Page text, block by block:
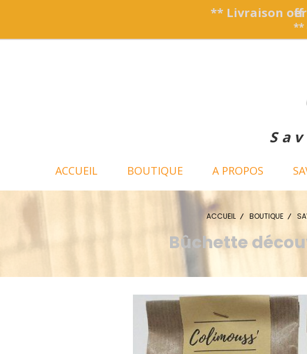
** Livraison
**
ACCUEIL BOUTIQUE A PROPOS
ACCUEIL BOUTIQUE
Bûchette